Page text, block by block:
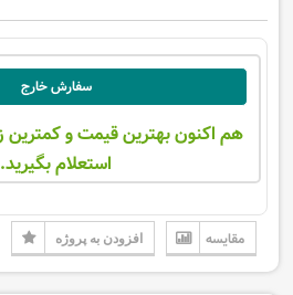
سفارش خارج
هم اکنون بهترین قیمت و کمترین
استعلام بگیرید.
مقایسه افزودن به پروژه